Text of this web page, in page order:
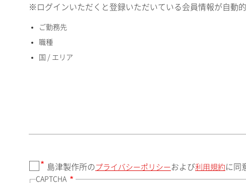
国 / エリア
都道府県（勤務先）
※ログインいただくと登録いただいている会員情報が自動
ご勤務先
職種
国 / エリア
島津製作所の プライバシーポリシー および利用規約 に同
CAPTCHA